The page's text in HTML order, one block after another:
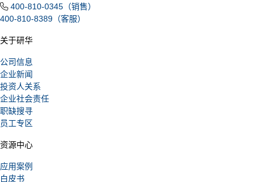
400-810-0345（销售）
400-810-8389（客服）
关于研华
公司信息
企业新闻
投资人关系
企业社会责任
职缺搜寻
员工专区
资源中心
应用案例
白皮书